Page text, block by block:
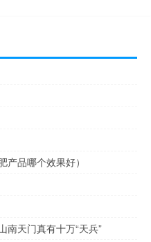
品哪个效果好）
南天门真有十万“天兵”